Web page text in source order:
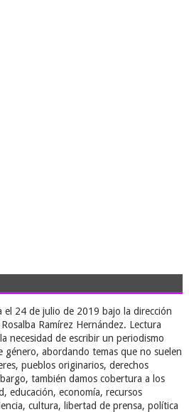
el 24 de julio de 2019 bajo la dirección
Ramírez Hernández. Lectura
necesidad de escribir un periodismo
género, abordando temas que no suelen
pueblos originarios, derechos
también damos cobertura a los
educación, economía, recursos
cultura, libertad de prensa, política